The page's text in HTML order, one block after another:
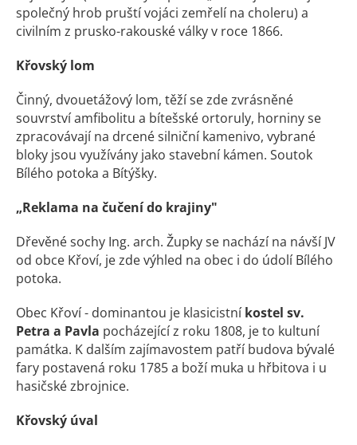
společný hrob pruští vojáci zemřelí na choleru) a
civilním z prusko-rakouské války v roce 1866.
Křovský lom
Činný, dvouetážový lom, těží se zde zvrásněné
souvrství amfibolitu a bítešské ortoruly, horniny se
zpracovávají na drcené silniční kamenivo, vybrané
bloky jsou využívány jako stavební kámen. Soutok
Bílého potoka a Bítýšky.
„Reklama na čučení do krajiny"
Dřevěné sochy Ing. arch. Župky se nachází na návší JV
od obce Křoví, je zde výhled na obec i do údolí Bílého
potoka.
Obec Křoví - dominantou je klasicistníkostel sv.
Petra a Pavla pocházející z roku 1808, je to kultuní
památka. K dalším zajímavostem patří budova bývalé
fary postavená roku 1785 a boží muka u hřbitova i u
hasičské zbrojnice.
Křovský úval